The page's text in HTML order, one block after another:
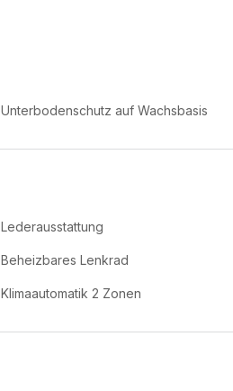
Unterbodenschutz auf Wachsbasis
Lederausstattung
Beheizbares Lenkrad
Klimaautomatik 2 Zonen